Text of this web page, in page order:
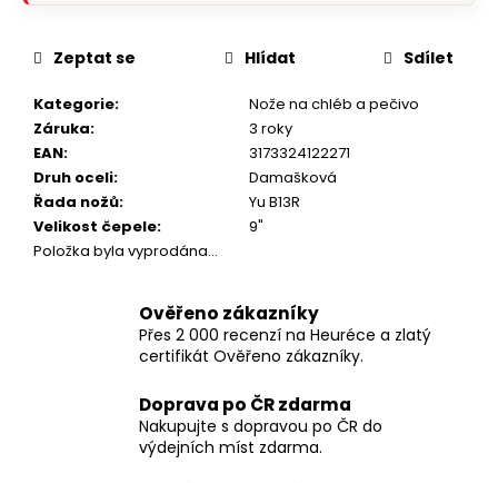
Kategorie:
Nože na chléb a pečivo
Záruka:
3 roky
EAN:
3173324122271
Druh oceli:
Damašková
Řada nožů:
Yu B13R
Velikost čepele:
9"
Položka byla vyprodána…
Zeptat se Hlídat Sdílet
Ověřeno zákazníky
Přes 2 000 recenzí na Heuréce a zlatý
certifikát Ověřeno zákazníky.
Doprava po ČR zdarma
Nakupujte s dopravou po ČR do
výdejních míst zdarma.